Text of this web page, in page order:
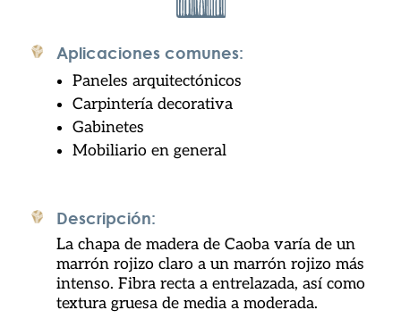
Aplicaciones comunes:
Paneles arquitectónicos
Carpintería decorativa
Gabinetes
Mobiliario en general
Descripción:
La chapa de madera de Caoba varía de un
marrón rojizo claro a un marrón rojizo más
intenso. Fibra recta a entrelazada, así como
textura gruesa de media a moderada.